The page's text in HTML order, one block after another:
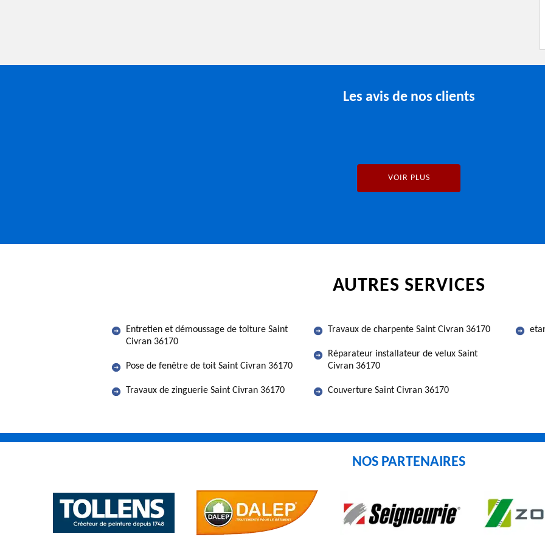
Les avis de nos clients
VOIR PLUS
AUTRES SERVICES
Entretien et démoussage de toiture Saint
Civran 36170
Pose de fenêtre de toit Saint Civran 36170
Travaux de zinguerie Saint Civran 36170
Travaux de charpente Saint Civran 36170
Réparateur installateur de velux Saint
Civran 36170
Couverture Saint Civran 36170
NOS PARTENAIRES